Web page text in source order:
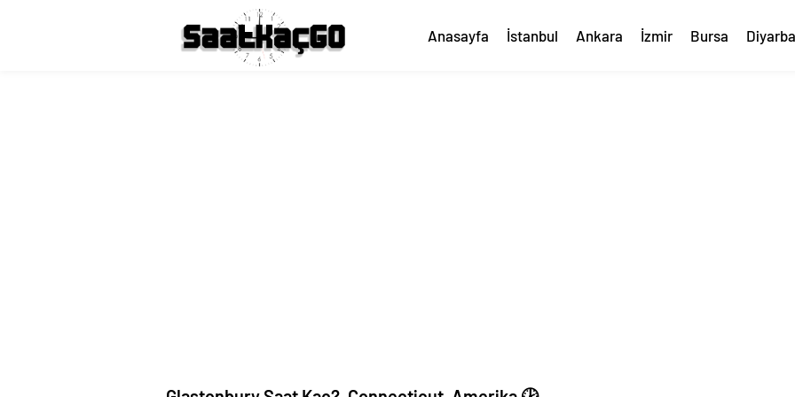
Anasayfa İstanbul Ankara İzmir Bursa